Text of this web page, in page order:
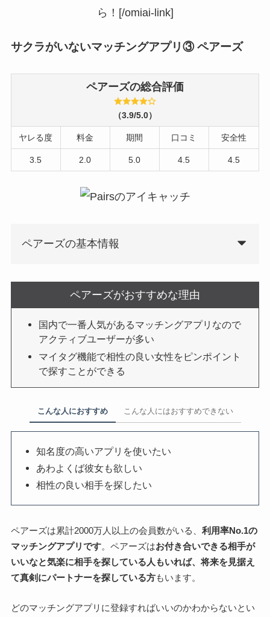
ら！[/omiai-link]
サクラがいないマッチングアプリ③ ペアーズ
ペアーズの総合評価
（3.9/5.0）
ヤレる度 料金 期間 口コミ 安全性
3.5 2.0 5.0 4.5 4.5
ペアーズの基本情報
ペアーズがおすすめな理由
国内で一番人気があるマッチングアプリなので
アクティブユーザーが多い
マイタグ機能で相性の良い女性をピンポイント
で探すことができる
こんな人におすすめ こんな人にはおすすめできない
知名度の高いアプリを使いたい
あわよくば彼女も欲しい
相性の良い相手を探したい
ペアーズは累計2000万人以上の会員数がいる、 利用率No.1の
マッチングアプリです。ペアーズはお付き合いできる相手が
いいなと気楽に相手を探している人もいれば、将来を見据え
て真剣にパートナーを探している方もいます。
どのマッチングアプリに登録すればいいのかわからないとい